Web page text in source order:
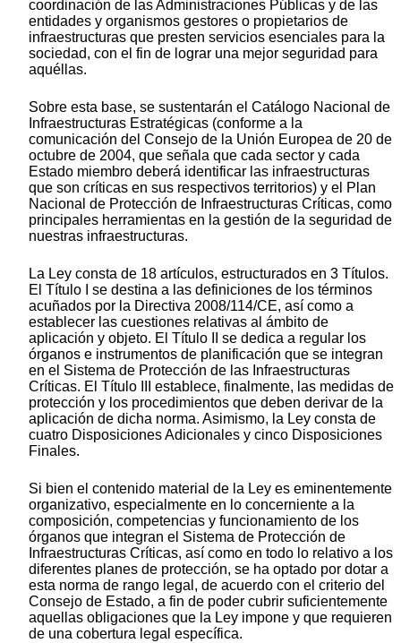
coordinación de las Administraciones Públicas y de las
entidades y organismos gestores o propietarios de
infraestructuras que presten servicios esenciales para la
sociedad, con el fin de lograr una mejor seguridad para
aquéllas.
Sobre esta base, se sustentarán el Catálogo Nacional de
Infraestructuras Estratégicas (conforme a la
comunicación del Consejo de la Unión Europea de 20 de
octubre de 2004, que señala que cada sector y cada
Estado miembro deberá identificar las infraestructuras
que son críticas en sus respectivos territorios) y el Plan
Nacional de Protección de Infraestructuras Críticas, como
principales herramientas en la gestión de la seguridad de
nuestras infraestructuras.
La Ley consta de 18 artículos, estructurados en 3 Títulos.
El Título I se destina a las definiciones de los términos
acuñados por la Directiva 2008/114/CE, así como a
establecer las cuestiones relativas al ámbito de
aplicación y objeto. El Título II se dedica a regular los
órganos e instrumentos de planificación que se integran
en el Sistema de Protección de las Infraestructuras
Críticas. El Título III establece, finalmente, las medidas de
protección y los procedimientos que deben derivar de la
aplicación de dicha norma. Asimismo, la Ley consta de
cuatro Disposiciones Adicionales y cinco Disposiciones
Finales.
Si bien el contenido material de la Ley es eminentemente
organizativo, especialmente en lo concerniente a la
composición, competencias y funcionamiento de los
órganos que integran el Sistema de Protección de
Infraestructuras Críticas, así como en todo lo relativo a los
diferentes planes de protección, se ha optado por dotar a
esta norma de rango legal, de acuerdo con el criterio del
Consejo de Estado, a fin de poder cubrir suficientemente
aquellas obligaciones que la Ley impone y que requieren
de una cobertura legal específica.